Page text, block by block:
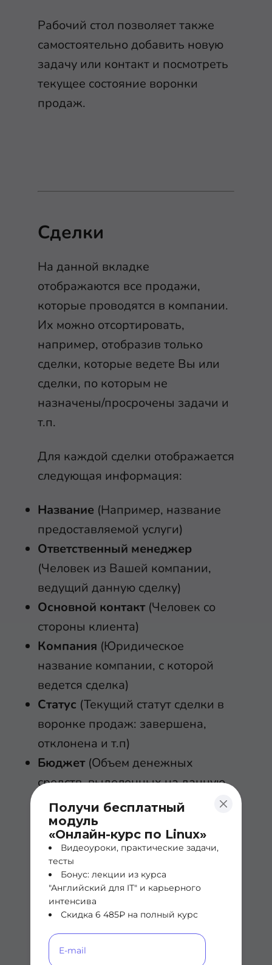
Получи бесплатный
модуль
«Онлайн-курс по Linux»
Видеоуроки, практические задачи,
тесты
Бонус: лекции из курса
"Английский для IT" и карьерного
интенсива
Скидка 6 485₽ на полный курс
Рабочий стол позволяет также
самостоятельно добавить новую
задачу или контакт и посмотреть
текущее состояние воронки
продаж.
Сделки
На данной вкладке
отображаются все продажи,
которые проводятся в компании.
Их можно отсортировать,
например, отобразив только
сделки, которые ведете Вы или
сделки, по которым не
назначены/просрочены задачи и
т.п.
Для каждой сделки отображается
следующая информация:
Название (Например, название
предоставляемой услуги)
Ответственный менеджер
(Человек из Вашей компании,
ведущий данную сделку)
Основной контакт(Человек со
стороны клиента)
Компания (Юридическое
название компании, с которой
ведется сделка)
Статус (Текущий статут сделки в
воронке продаж: завершена,
отклонена и т.п)
Бюджет(Объем денежных
средств, выделенных на данную
сделку)
Сделки можно посмотреть в виде
и списка и в виде воронки.
В виде списка